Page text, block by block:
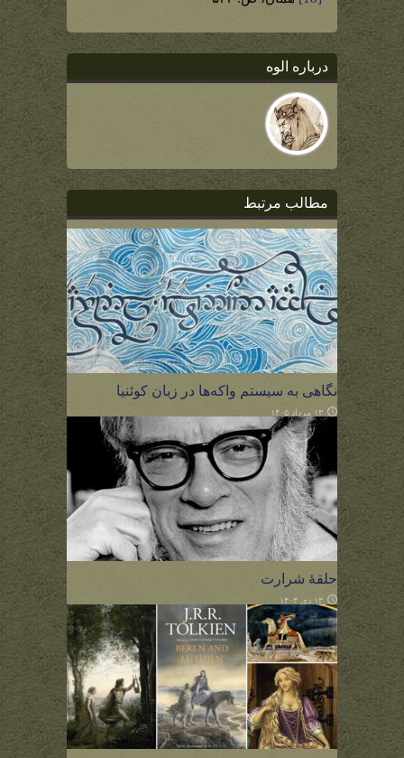
درباره الوه
مطالب مرتبط
نگاهی به سیستم واکه‌ها در زبان کوئنیا
۱۳ مرداد ۱۴۰۵
حلقهٔ شرارت
۱۳ دی ۱۴۰۴